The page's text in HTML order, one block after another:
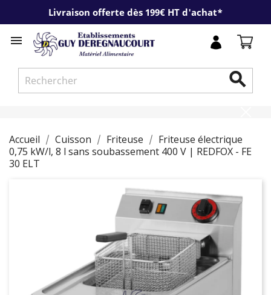
Livraison offerte dès 199€ HT d'achat*


Accueil Cuisson Friteuse
Friteuse électrique
0,75 kW/l, 8 l sans soubassement 400 V | REDFOX - FE
30 ELT